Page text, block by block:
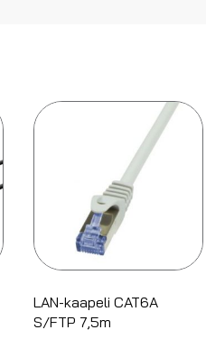
LAN-kaapeli CAT6A
S/FTP 7,5m